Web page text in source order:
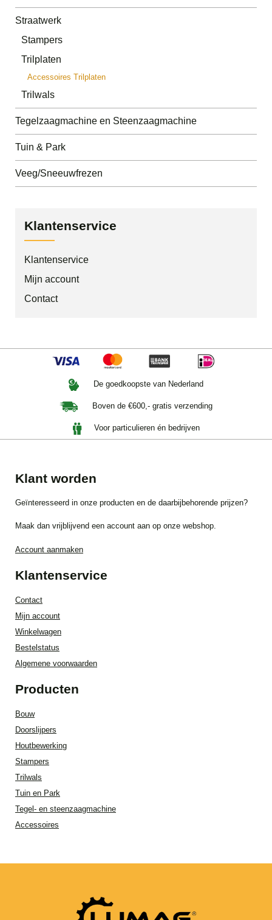
Straatwerk
Stampers
Trilplaten
Accessoires Trilplaten
Trilwals
Tegelzaagmachine en Steenzaagmachine
Tuin & Park
Veeg/Sneeuwfrezen
Klantenservice
Klantenservice
Mijn account
Contact
De goedkoopste van Nederland
Boven de €600,- gratis verzending
Voor particulieren én bedrijven
Klant worden
Geïnteresseerd in onze producten en de daarbijbehorende prijzen?
Maak dan vrijblijvend een account aan op onze webshop.
Account aanmaken
Klantenservice
Contact
Mijn account
Winkelwagen
Bestelstatus
Algemene voorwaarden
Producten
Bouw
Doorslijpers
Houtbewerking
Stampers
Trilwals
Tuin en Park
Tegel- en steenzaagmachine
Accessoires